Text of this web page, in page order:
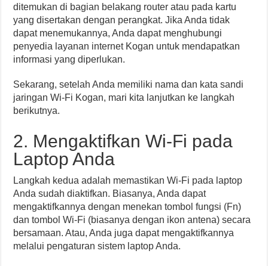
ditemukan di bagian belakang router atau pada kartu
yang disertakan dengan perangkat. Jika Anda tidak
dapat menemukannya, Anda dapat menghubungi
penyedia layanan internet Kogan untuk mendapatkan
informasi yang diperlukan.
Sekarang, setelah Anda memiliki nama dan kata sandi
jaringan Wi-Fi Kogan, mari kita lanjutkan ke langkah
berikutnya.
2. Mengaktifkan Wi-Fi pada
Laptop Anda
Langkah kedua adalah memastikan Wi-Fi pada laptop
Anda sudah diaktifkan. Biasanya, Anda dapat
mengaktifkannya dengan menekan tombol fungsi (Fn)
dan tombol Wi-Fi (biasanya dengan ikon antena) secara
bersamaan. Atau, Anda juga dapat mengaktifkannya
melalui pengaturan sistem laptop Anda.